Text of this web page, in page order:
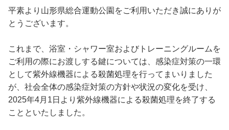
平素より山形県総合運動公園をご利用いただき誠にありが
とうございます。
これまで、浴室・シャワー室およびトレーニングルームを
ご利用の際にお渡しする鍵については、感染症対策の一環
として紫外線機器による殺菌処理を行ってまいりました
が、社会全体の感染症対策の方針や状況の変化を受け、
2025年4月1日より紫外線機器による殺菌処理を終了する
ことといたしました。